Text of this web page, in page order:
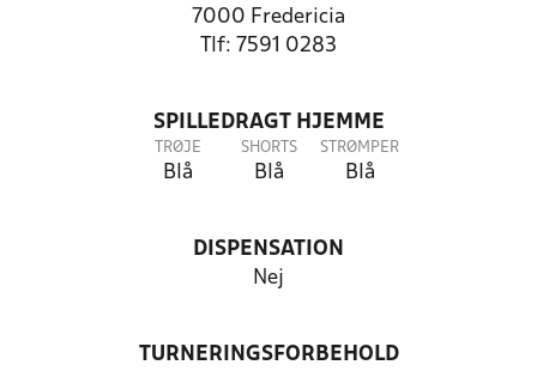
7000 Fredericia
Tlf: 7591 0283
SPILLEDRAGT HJEMME
TRØJE
Blå
SHORTS
Blå
STRØMPER
Blå
DISPENSATION
Nej
TURNERINGSFORBEHOLD